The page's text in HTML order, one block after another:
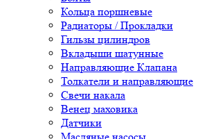
Кольца поршневые
Радиаторы / Прокладки
Гильзы цилиндров
Вкладыши шатунные
Направляющие Клапана
Толкатели и направляющие
Свечи накала
Венец маховика
Датчики